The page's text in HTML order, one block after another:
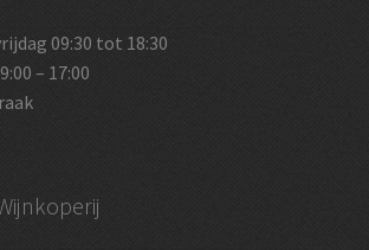
09:30 tot 18:30
– 17:00